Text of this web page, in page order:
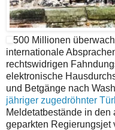
500 Millionen
internationale
rechtswidrigen
elektronische
und Betgänge nach
jähriger zugedröhnter
Meldetatbestände in
geparkten Regierungsjet